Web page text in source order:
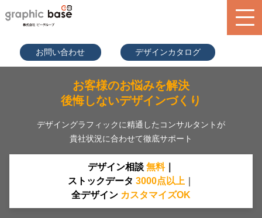
お問い合わせ デザインカタログ
design library
service
blog
search
お客様のお悩みを解決
後悔しないデザインづくり
デザイングラフィックに精通したコンサルタントが
貴社状況に合わせて徹底サポート
デザイン相談 無料｜
ストックデータ 3000点 以上
全デザイン カスタマイズOK